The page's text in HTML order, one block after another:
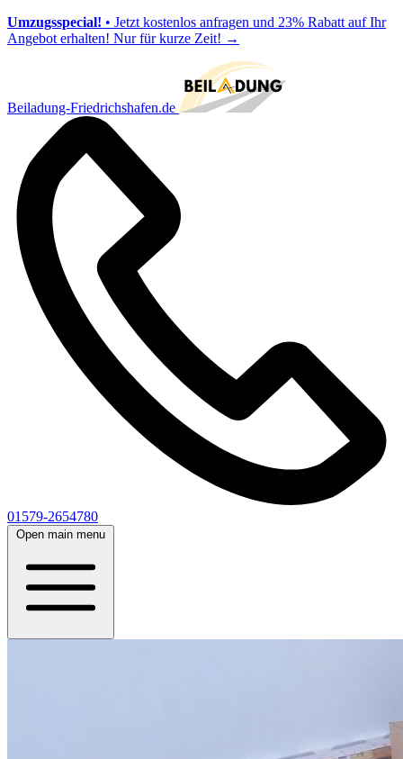
Umzugsspecial! • Jetzt kostenlos anfragen und 23% Rabatt auf Ihr
Angebot erhalten! Nur für kurze Zeit! →
Beiladung-Friedrichshafen.de
01579-2654780
Open main menu